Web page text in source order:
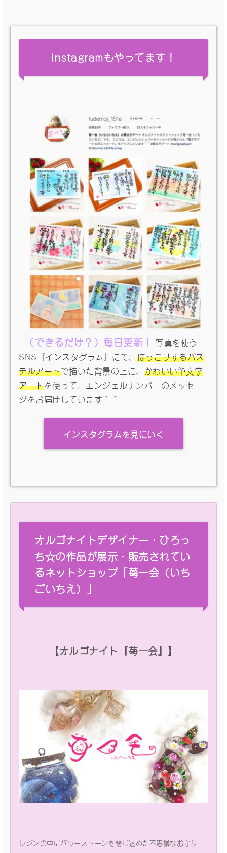
Instagramもやってます！
（できるだけ？）毎日更新！
写真を使う
SNS『インスタグラム』にて、 ほっこりするパス
テルアートで描いた背景の上に、 かわいい筆文字
アートを使って、エンジェルナンバーのメッセー
ジをお届けしています＾＾
インスタグラムを見にいく
オルゴナイトデザイナー・ひろっ
ち☆の作品が展示・販売されてい
るネットショップ「苺一会（いち
ごいちえ）」
【オルゴナイト『苺一会』】
レジンの中にパワーストーンを閉じ込めた不思議なお守り